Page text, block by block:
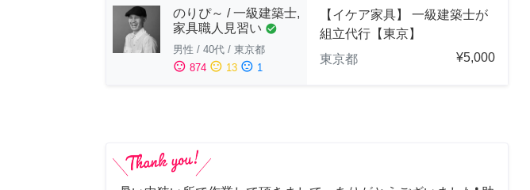
のりぴ～ / 一級建築士,
家具職人見習い check_circle
男性 / 40代 / 東京都
sentiment_satisfied 874 sentiment_neutral 13 sentiment_dissatisfied 1
【イケア家具】 一級建築士が
組立代行【東京】
東京都
¥5,000